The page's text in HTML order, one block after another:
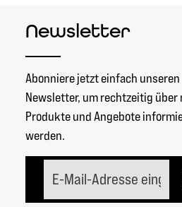
Newsletter
Abonniere jetzt einfach unseren
Newsletter, um rechtzeitig über
Produkte und Angebote
werden.